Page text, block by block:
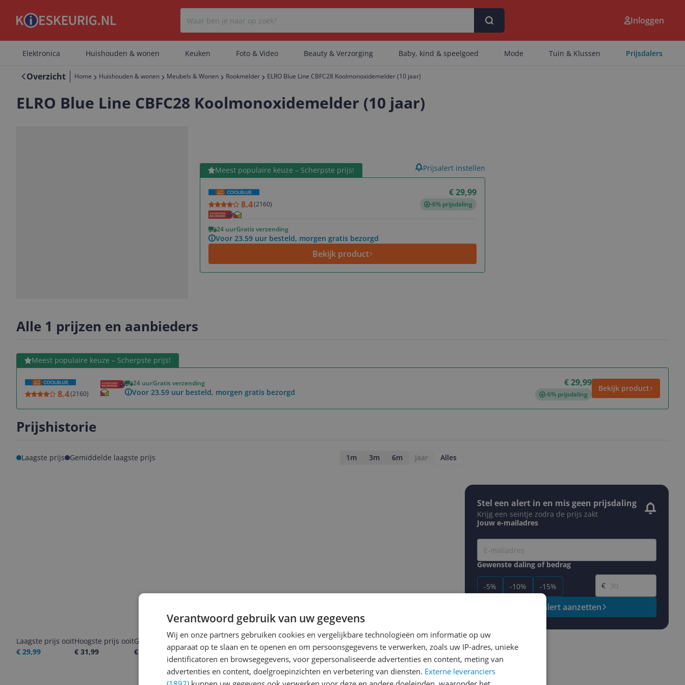
Er zijn geen categorieën gevonden.
Er zijn geen artikelen gevonden.
Inloggen
Elektronica Huishouden & wonen Keuken Foto & Video Beauty & Verzorging Baby, kind & speelgoed Mode Tuin & Klussen Prijsdalers
Overzicht Home Huishouden & wonen Meubels & Wonen Rookmelder ELRO Blue Line CBFC28 Koolmonoxidemelder (10 jaar)
ELRO Blue Line CBFC28 Koolmonoxidemelder (10 jaar)
Meest populaire keuze – Scherpste prijs!
€ 29,99
8.4(2160) -6% prijsdaling
24 uurGratis verzending
Voor 23.59 uur besteld, morgen gratis bezorgd
Bekijk product
Bekijk product Prijsalert instellen
Alle 1 prijzen en aanbieders
Meest populaire keuze – Scherpste prijs!
8.4(2160)
24 uurGratis verzending
Voor 23.59 uur besteld, morgen gratis bezorgd
€ 29,99
-6% prijsdaling
Bekijk product
Bekijk product
Prijshistorie
Laagste prijs Gemiddelde laagste prijs 1m 3m 6m Jaar Alles
Laagste prijs ooit
€ 29,99
Hoogste prijs ooit
€ 31,99
Goedkoopste nu
€ 29,99
Laatste prijsupdate
06-08-2026
Stel een alert in en mis geen prijsdaling
Krijg een seintje zodra de prijs zakt
Jouw e-mailadres
Gewenste daling of bedrag
-5% -10% -15%
Gewenste prijs
€
Prijsalert aanzetten
Verantwoord gebruik van uw gegevens
Wij en onze partners gebruiken cookies en vergelijkbare technologieën om informatie op uw
apparaat op te slaan en te openen en om persoonsgegevens te verwerken, zoals uw IP-adres, unieke
identificatoren en browsegegevens, voor gepersonaliseerde advertenties en content, meting van
advertenties en content, doelgroepinzichten en verbetering van diensten. Externe leveranciers